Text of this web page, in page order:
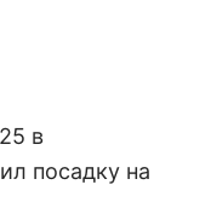
в
посадку на